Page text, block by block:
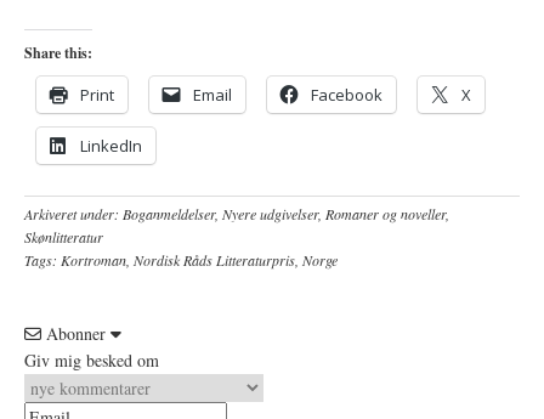
Share this:
Print Email Facebook X
LinkedIn
Arkiveret under: Boganmeldelser, Nyere udgivelser, Romaner og noveller,
Skønlitteratur
Tags: Kortroman Nordisk Råds Litteraturpris Norge
Abonner
Giv mig besked om